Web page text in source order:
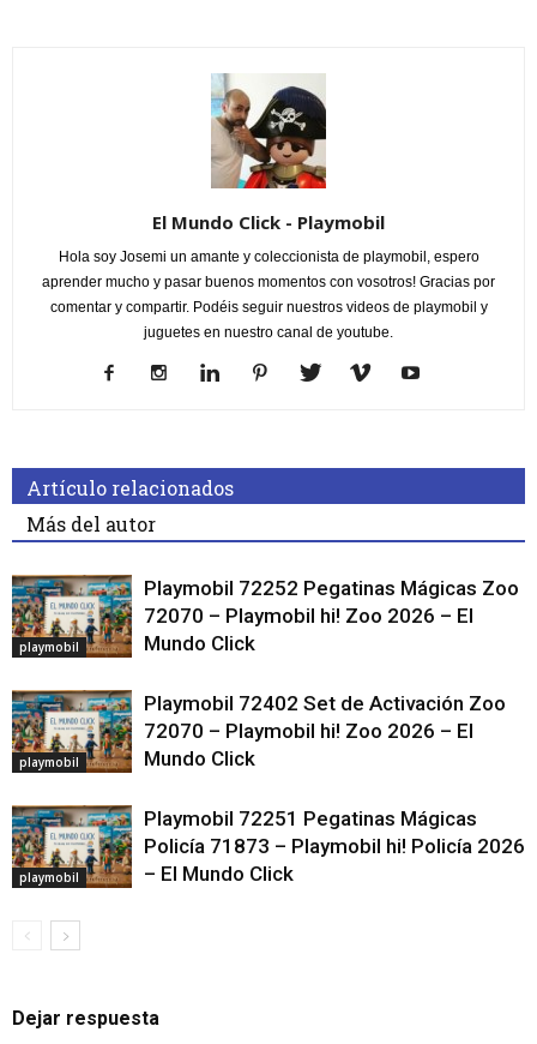
El Mundo Click - Playmobil
Hola soy Josemi un amante y coleccionista de playmobil, espero
aprender mucho y pasar buenos momentos con vosotros! Gracias por
comentar y compartir. Podéis seguir nuestros videos de playmobil y
juguetes en nuestro canal de youtube.
Artículo relacionados
Más del autor
playmobil
Playmobil 72252 Pegatinas Mágicas Zoo
72070 – Playmobil hi! Zoo 2026 – El
Mundo Click
playmobil
Playmobil 72402 Set de Activación Zoo
72070 – Playmobil hi! Zoo 2026 – El
Mundo Click
playmobil
Playmobil 72251 Pegatinas Mágicas
Policía 71873 – Playmobil hi! Policía 2026
– El Mundo Click
Dejar respuesta